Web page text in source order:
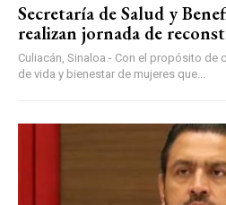
Secretaría de Salud y
realizan jornada de
Culiacán, Sinaloa.- Con el propósito de
de vida y bienestar de mujeres que...